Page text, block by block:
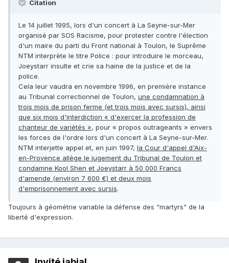
Citation
Le 14 juillet 1995, lors d'un concert à La Seyne-sur-Mer
organisé par SOS Racisme, pour protester contre l'élection
d'un maire du parti du Front national à Toulon, le Suprême
NTM interprète le titre Police : pour introduire le morceau,
Joeystarr insulte et crie sa haine de la justice et de la
police.
Cela leur vaudra en novembre 1996, en première instance
au Tribunal correctionnel de Toulon, une condamnation à
trois mois de prison ferme (et trois mois avec sursis), ainsi
que six mois d'interdiction « d'exercer la profession de
chanteur de variétés », pour « propos outrageants » envers
les forces de l'ordre lors d'un concert à La Seyne-sur-Mer.
NTM interjette appel et, en juin 1997, la Cour d'appel d'Aix-
en-Provence allège le jugement du Tribunal de Toulon et
condamne Kool Shen et Joeystarr à 50 000 Francs
d'amende (environ 7 600 €) et deux mois
d'emprisonnement avec sursis.
Toujours à géométrie variable la défense des "martyrs" de la
liberté d'expression.